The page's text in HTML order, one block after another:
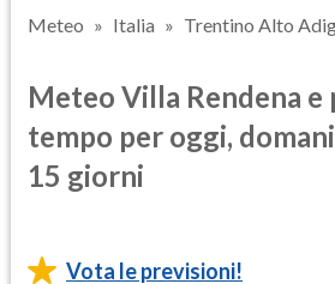
Meteo Italia Trentino Alto
Meteo Villa Rendena e
tempo per oggi,
15 giorni
Vota le previsioni!